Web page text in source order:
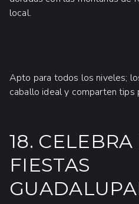
local.
Apto para todos los niveles;
caballo ideal y comparten tips
18. CELEBRA
FIESTAS